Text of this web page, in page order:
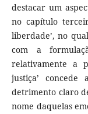
destacar um
no capítulo
liberdade’, no
com a
relativamente a
justiça’
detrimento claro
nome daquelas